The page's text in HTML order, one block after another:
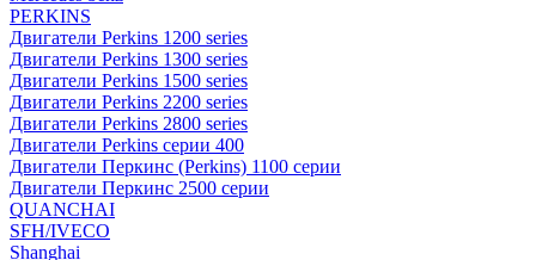
PERKINS
Двигатели Perkins 1200 series
Двигатели Perkins 1300 series
Двигатели Perkins 1500 series
Двигатели Perkins 2200 series
Двигатели Perkins 2800 series
Двигатели Perkins серии 400
Двигатели Перкинс (Perkins) 1100 серии
Двигатели Перкинс 2500 серии
QUANCHAI
SFH/IVECO
Shanghai